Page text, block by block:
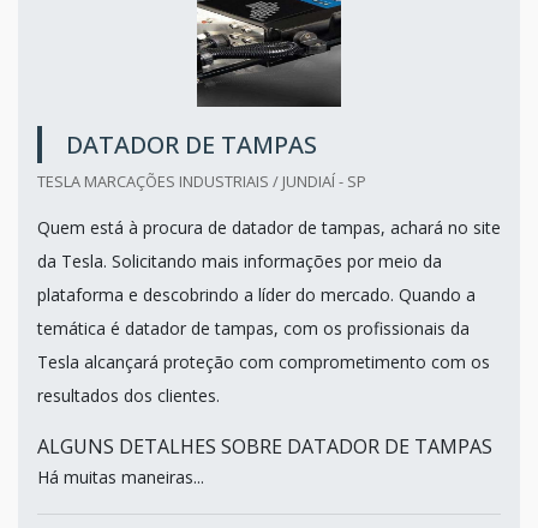
DATADOR DE TAMPAS
TESLA MARCAÇÕES INDUSTRIAIS / JUNDIAÍ - SP
Quem está à procura de datador de tampas, achará no site
da Tesla. Solicitando mais informações por meio da
plataforma e descobrindo a líder do mercado. Quando a
temática é datador de tampas, com os profissionais da
Tesla alcançará proteção com comprometimento com os
resultados dos clientes.
ALGUNS DETALHES SOBRE DATADOR DE TAMPAS
Há muitas maneiras...